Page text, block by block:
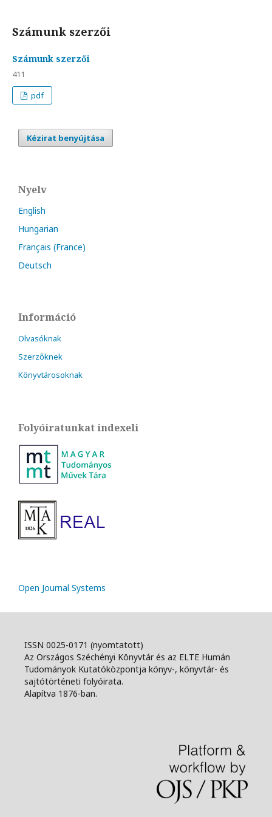
Számunk szerzői
Számunk szerzői
411
pdf
Kézirat benyújtása
Nyelv
English
Hungarian
Français (France)
Deutsch
Információ
Olvasóknak
Szerzőknek
Könyvtárosoknak
Folyóiratunkat indexeli
Open Journal Systems
ISSN 0025-0171 (nyomtatott)
Az Országos Széchényi Könyvtár és az ELTE Humán
Tudományok Kutatóközpontja könyv-, könyvtár- és
sajtótörténeti folyóirata.
Alapítva 1876-ban.